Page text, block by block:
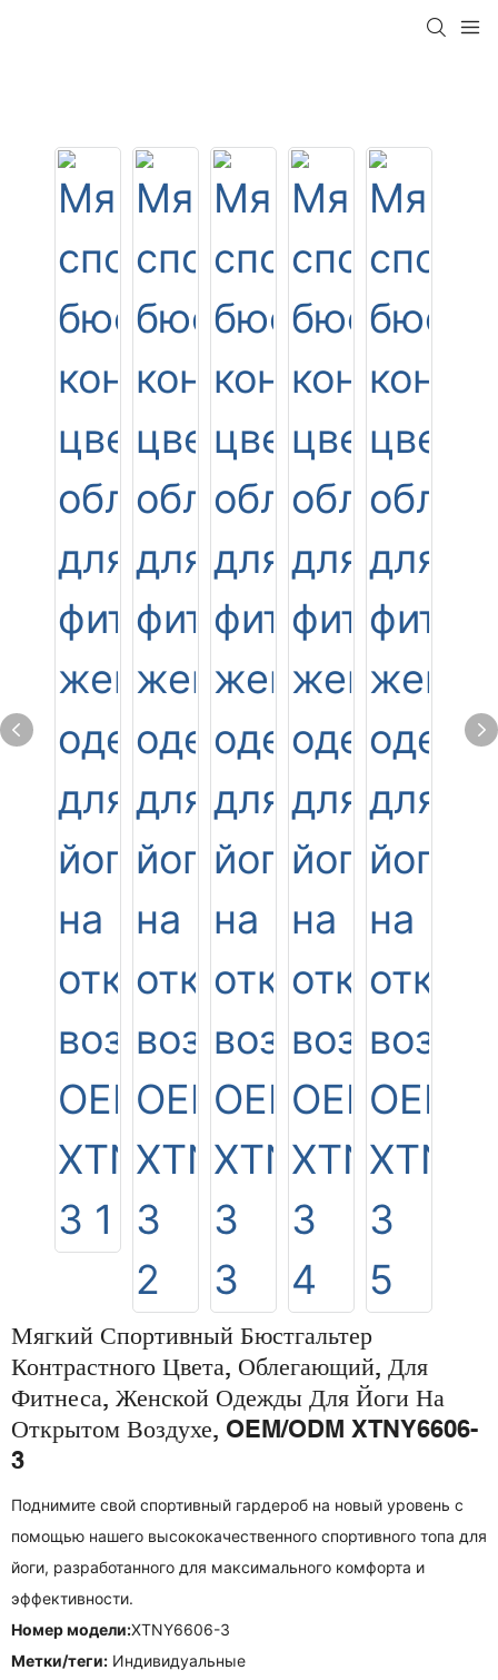
Мягкий Спортивный Бюстгальтер
Контрастного Цвета, Облегающий, Для
Фитнеса, Женской Одежды Для Йоги На
Открытом Воздухе, OEM/ODM XTNY6606-
3
Поднимите свой спортивный гардероб на новый уровень с
помощью нашего высококачественного спортивного топа для
йоги, разработанного для максимального комфорта и
эффективности.
Номер модели:XTNY6606-3
Метки/теги: Индивидуальные